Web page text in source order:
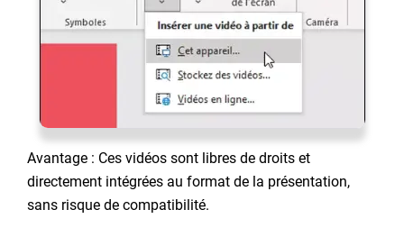
Avantage : Ces vidéos sont libres de droits et
directement intégrées au format de la présentation,
sans risque de compatibilité.